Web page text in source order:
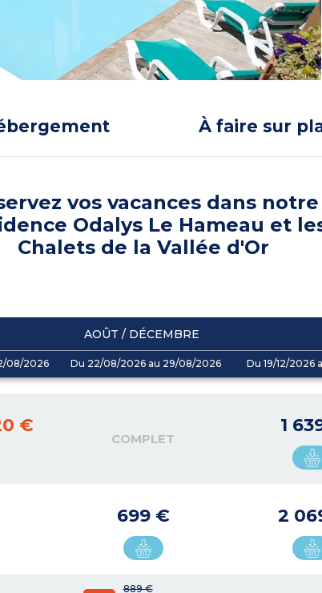
À faire sur
vos vacances dans notre
Odalys Le Hameau et
Chalets de la Vallée d'Or
AOÛT / DÉCEMBRE
08/2026 Du 22/08/2026 au 29/08/2026 Du 19/12/2026
€
COMPLET
1
699 € 2
889 €